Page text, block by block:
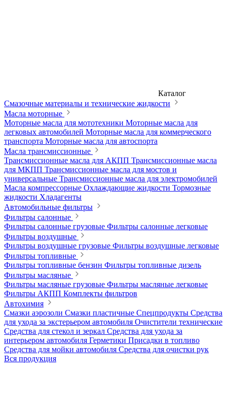
Каталог
Смазочные материалы и технические жидкости
Масла моторные
Моторные масла для мототехники Моторные масла для
легковых автомобилей Моторные масла для коммерческого
транспорта Моторные масла для автоспорта
Масла трансмиссионные
Трансмиссионные масла для АКПП Трансмиссионные масла
для МКПП Трансмиссионные масла для мостов и
универсальные Трансмиссионные масла для электромобилей
Масла компрессорные Охлаждающие жидкости Тормозные
жидкости Хладагенты
Автомобильные фильтры
Фильтры салонные
Фильтры салонные грузовые Фильтры салонные легковые
Фильтры воздушные
Фильтры воздушные грузовые Фильтры воздушные легковые
Фильтры топливные
Фильтры топливные бензин Фильтры топливные дизель
Фильтры масляные
Фильтры масляные грузовые Фильтры масляные легковые
Фильтры АКПП Комплекты фильтров
Автохимия
Смазки аэрозоли Смазки пластичные Спецпродукты Средства
для ухода за экстерьером автомобиля Очистители технические
Средства для стекол и зеркал Средства для ухода за
интерьером автомобиля Герметики Присадки в топливо
Средства для мойки автомобиля Средства для очистки рук
Вся продукция